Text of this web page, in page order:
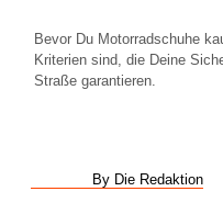
Bevor Du Motorradschuhe
Kriterien sind, die Deine
Straße garantieren.
By Die Redaktion